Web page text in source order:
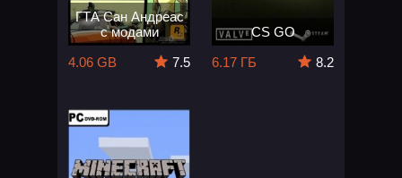
ГТА Сан Андреас
с модами
4.06 GB
7.5
CS GO
6.17 ГБ
8.2